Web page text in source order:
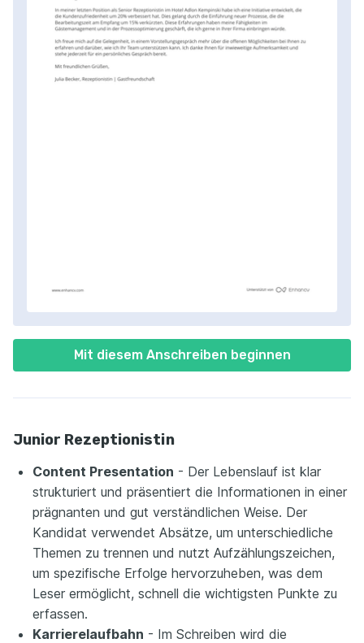
Mit diesem Anschreiben beginnen
Junior Rezeptionistin
Content Presentation - Der Lebenslauf ist klar
strukturiert und präsentiert die Informationen in einer
prägnanten und gut verständlichen Weise. Der
Kandidat verwendet Absätze, um unterschiedliche
Themen zu trennen und nutzt Aufzählungszeichen,
um spezifische Erfolge hervorzuheben, was dem
Leser ermöglicht, schnell die wichtigsten Punkte zu
erfassen.
Karrierelaufbahn - Im Schreiben wird die